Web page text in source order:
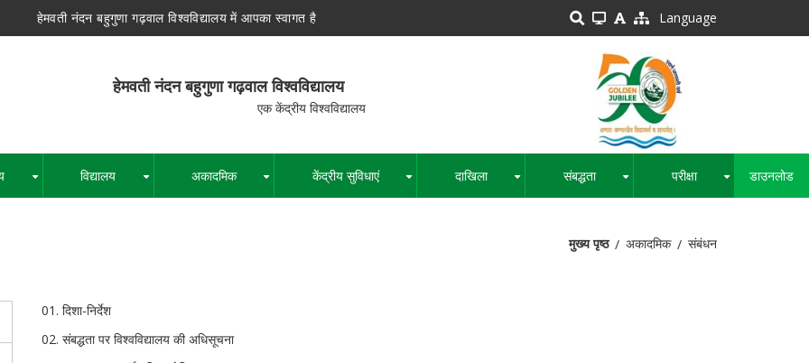
हेमवती नंदन बहुगुणा गढ़वाल विश्वविद्यालय में आपका स्वागत है Language
बहुगुणा गढ़वाल विश्वविद्यालय
विश्वविद्यालय
विद्यालय अकादमिक केंद्रीय सुविधाएं दाखिला संबद्धता परीक्षा डाउनलोड
मुख्य पृष्ठ अकादमिक संबंधन
दिशा-निर्देश
संबद्धता पर विश्वविद्यालय की अधिसूचना